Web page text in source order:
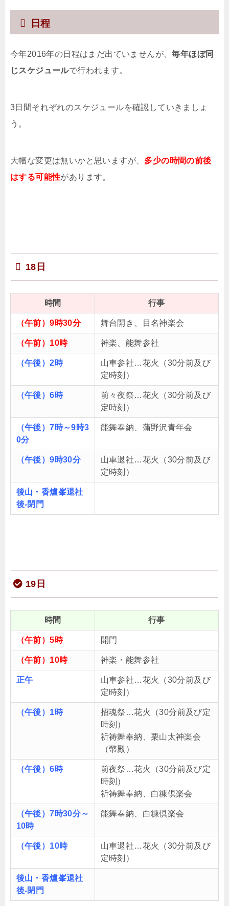
日程
今年2016年の日程はまだ出ていませんが、毎年ほぼ同
じスケジュールで行われます。
3日間それぞれのスケジュールを確認していきましょ
う。
大幅な変更は無いかと思いますが、 多少の時間の前後
はする可能性があります。
18日
時間 行事
（午前）9時30分 舞台開き、目名神楽会
（午前）10時 神楽、能舞参社
（午後）2時
山車参社…花火（30分前及び
定時刻）
（午後）6時
前々夜祭…花火（30分前及び
定時刻）
（午後）7時～9時3
0分
能舞奉納、蒲野沢青年会
（午後）9時30分
山車退社…花火（30分前及び
定時刻）
後山・香爐峯退社
後-閉門
19日
時間 行事
（午前）5時 開門
（午前）10時 神楽・能舞参社
正午
山車参社…花火（30分前及び
定時刻）
（午後）1時
招魂祭…花火（30分前及び定
時刻）
祈祷舞奉納、栗山太神楽会
（幣殿）
（午後）6時
前夜祭…花火（30分前及び定
時刻）
祈祷舞奉納、白糠倶楽会
（午後）7時30分～
10時
能舞奉納、白糠倶楽会
（午後）10時
山車退社…花火（30分前及び
定時刻）
後山・香爐峯退社
後-閉門